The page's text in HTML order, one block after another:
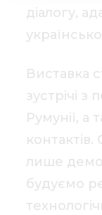
діалогу,
Виставка
зустрічі
Румунії, а
лише
будуємо